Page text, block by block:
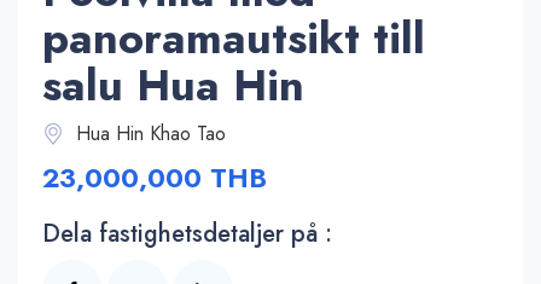
panoramautsikt till
salu Hua Hin
Hua Hin Khao Tao
23,000,000 THB
Dela fastighetsdetaljer på :